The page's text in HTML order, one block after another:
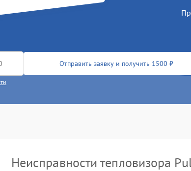
Отправить заявку и получить 1500 ₽
Неисправности тепловизора